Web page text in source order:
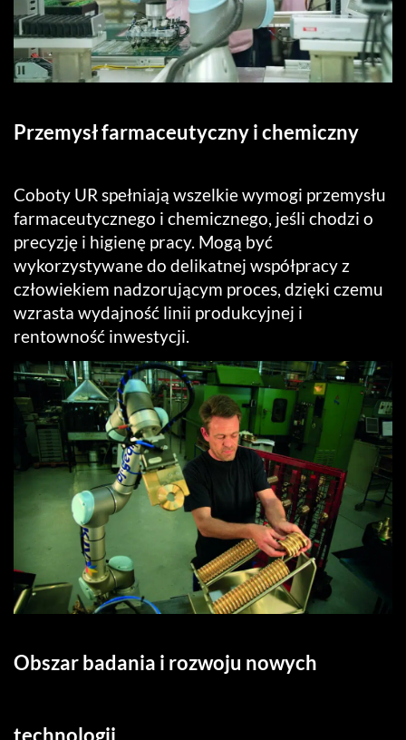
Przemysł farmaceutyczny i chemiczny
Coboty UR spełniają wszelkie wymogi przemysłu
farmaceutycznego i chemicznego, jeśli chodzi o
precyzję i higienę pracy. Mogą być
wykorzystywane do delikatnej współpracy z
człowiekiem nadzorującym proces, dzięki czemu
wzrasta wydajność linii produkcyjnej i
rentowność inwestycji.
Obszar badania i rozwoju nowych
technologii